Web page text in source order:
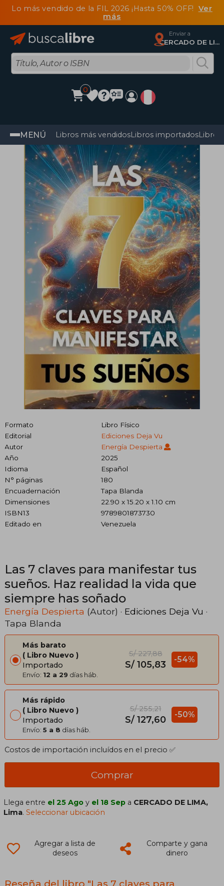
Lo más vendido de la FIL 2026 ¡Hasta 50% OFF! Ver
más
Enviar a
CERCADO DE LIMA, Lima
0
MENÚ Libros más vendidosLibros importadosLibros
Formato
Libro Físico
Editorial
Ediciones Deja Vu
Autor
Energía Despierta
Año
2025
Idioma
Español
N° páginas
180
Encuadernación
Tapa Blanda
Dimensiones
22.90 x 15.20 x 1.10 cm
ISBN13
9789801873730
Editado en
Venezuela
Las 7 claves para manifestar tus
sueños. Haz realidad la vida que
siempre has soñado
Energía Despierta (Autor) · Ediciones Deja Vu ·
Tapa Blanda
Más barato
Libro Nuevo
Importado
Envío: 12 a 29 días háb.
S/ 227,88
S/ 105,83 -54%
Más rápido
Libro Nuevo
Importado
Envío: 5 a 8 días háb.
S/ 255,21
S/ 127,60 -50%
Costos de importación incluídos en el precio ✅
Comprar
Llega entre el 25 Ago y el 18 Sep a CERCADO DE LIMA,
Lima.Seleccionar ubicación
Agregar a lista de
deseos
Comparte y gana
dinero
Reseña del libro "Las 7 claves para